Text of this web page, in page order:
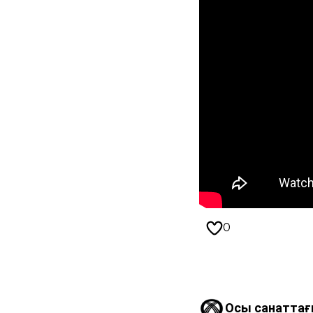
0
Осы